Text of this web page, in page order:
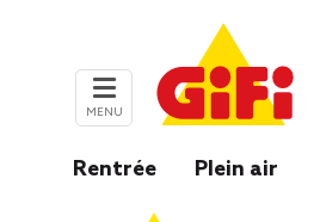
MENU
Rentrée Plein air